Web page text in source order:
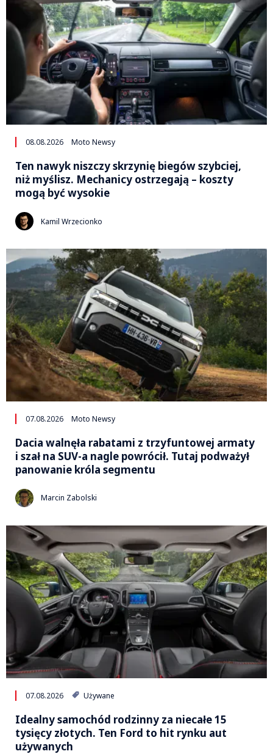
08.08.2026 Moto Newsy
Ten nawyk niszczy skrzynię biegów szybciej,
niż myślisz. Mechanicy ostrzegają – koszty
mogą być wysokie
Kamil Wrzecionko
07.08.2026 Moto Newsy
Dacia walnęła rabatami z trzyfuntowej armaty
i szał na SUV-a nagle powrócił. Tutaj podważył
panowanie króla segmentu
Marcin Zabolski
07.08.2026 Używane
Idealny samochód rodzinny za niecałe 15
tysięcy złotych. Ten Ford to hit rynku aut
używanych